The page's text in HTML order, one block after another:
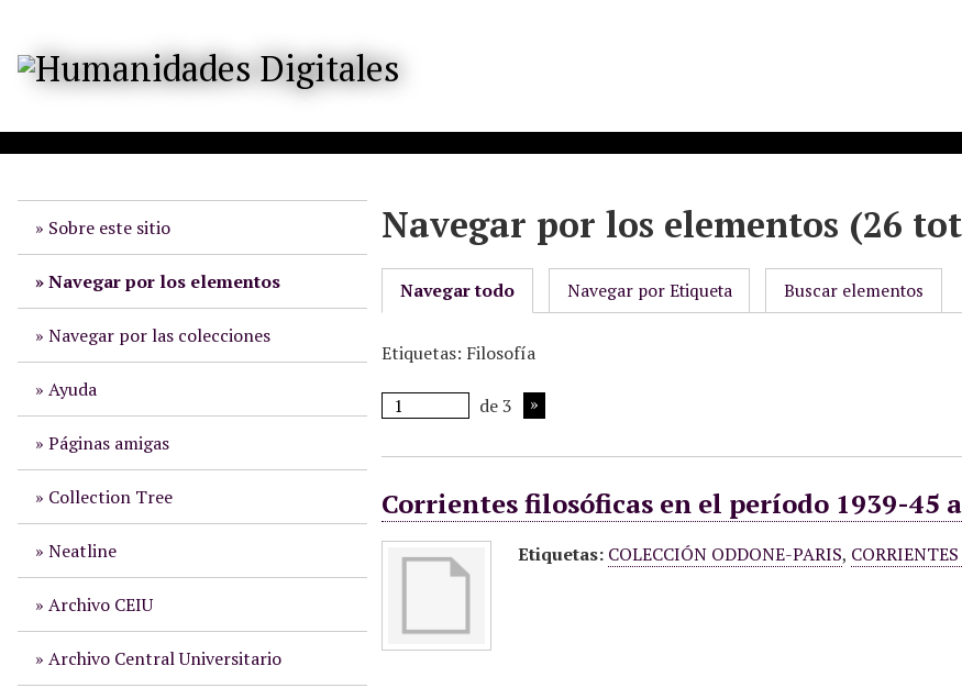
Sobre este sitio
Navegar por los elementos
Navegar por las colecciones
Ayuda
Páginas amigas
Collection Tree
Neatline
Archivo CEIU
Archivo Central Universitario
Navegar por los elementos (26
Navegar todo Navegar por Etiqueta Buscar elementos
Etiquetas: Filosofía
de 3
Corrientes filosóficas en el período 1939-45
Etiquetas: COLECCIÓN ODDONE-PARIS,